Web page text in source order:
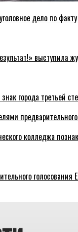
дело по
выступила
города третьей
колледжа
голосования